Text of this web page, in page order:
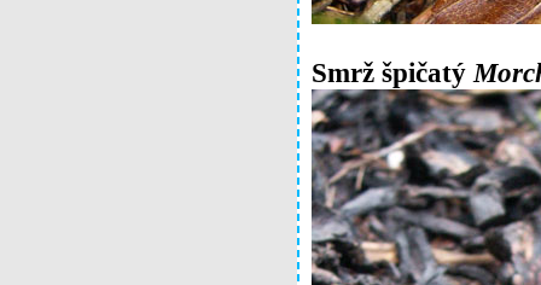
Smrž špičatý